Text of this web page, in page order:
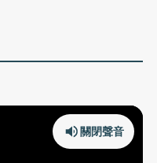
關閉聲音